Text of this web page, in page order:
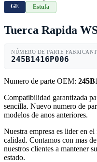
GE Estufa
Tuerca Rapida
NÚMERO DE PARTE
245B1416P006
Numero de parte OEM:
Compatibilidad garantizada
sencilla. Nuevo numero de
modelos de anos anteriores.
Nuestra empresa es lider en
calidad. Contamos con mas
nuestros clientes a mantener
estado.